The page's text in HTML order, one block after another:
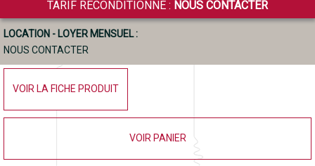
TARIF RECONDITIONNÉ : NOUS CONTACTER
LOCATION - LOYER MENSUEL :
NOUS CONTACTER
VOIR LA FICHE PRODUIT
VOIR PANIER